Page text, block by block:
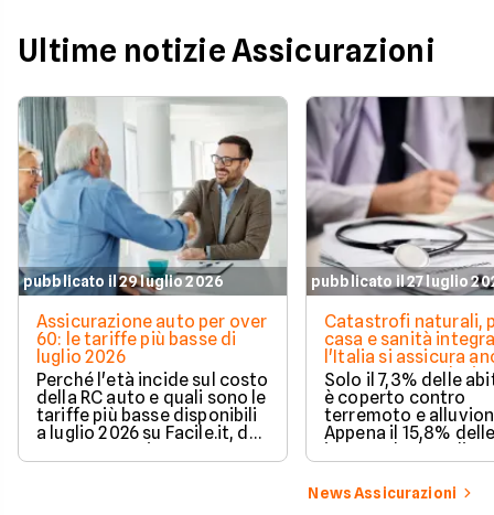
Ultime notizie Assicurazioni
pubblicato il 29 luglio 2026
Assicurazione auto per over
60: le tariffe più basse di
luglio 2026
Perché l'età incide sul costo
della RC auto e quali sono le
tariffe più basse disponibili
a luglio 2026 su Facile.it, da
106,32€ annui.
pubblicato il 27 luglio
Catastrofi naturali,
casa e sanità
l'Italia si assicura
troppo poco. I dati
Solo il 7,3% delle
è coperto contro
terremoto e
Appena il 15,8%
imprese ha la polizza
catastrofale
dati ANIA 2025 sul
assicurativo
News Assicurazioni